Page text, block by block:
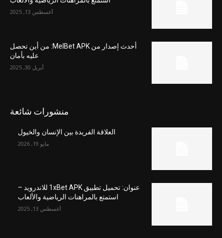
أغسطس 13, 2025
أحدث إصدار من MelBet APK: من أين تحصل
عليه بأمان
أبريل 30, 2025
منشورات شائعة
العلاقة الفريدة بين الإنسان والخيول
مايو 19, 2026
عنوان: تحميل تطبيق 1xBet APK للاندرويد –
استمتع بالمراهنات الرياضية والألعاب
أغسطس 13, 2025